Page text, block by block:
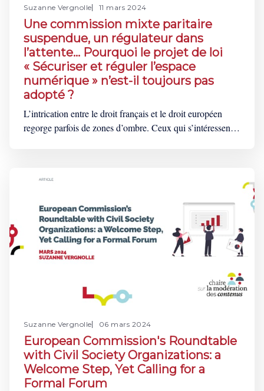
Suzanne Vergnolle 11 mars 2024
Une commission mixte paritaire
suspendue, un régulateur dans
l’attente… Pourquoi le projet de loi
« Sécuriser et réguler l’espace
numérique » n’est-il toujours pas
adopté ?
L’intrication entre le droit français et le droit européen
regorge parfois de zones d’ombre. Ceux qui s’intéressent à
Réguler l’Espace Numérique)
Suzanne Vergnolle 06 mars 2024
European Commission's Roundtable
with Civil Society Organizations: a
Welcome Step, Yet Calling for a
Formal Forum